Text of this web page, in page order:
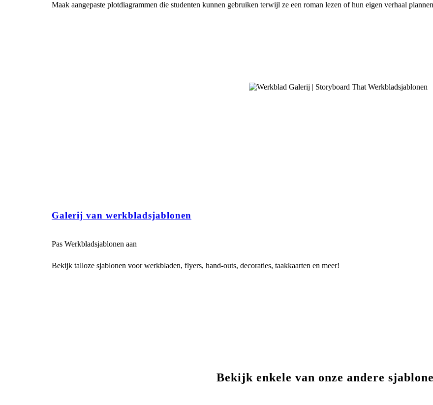
Maak aangepaste plotdiagrammen die studenten kunnen gebruiken terwijl ze een roman lezen of hun eigen verhaal
Galerij van werkbladsjablonen
Pas Werkbladsjablonen aan
Bekijk talloze sjablonen voor werkbladen, flyers, hand-outs, decoraties, taakkaarten en meer!
Bekijk enkele van onze andere